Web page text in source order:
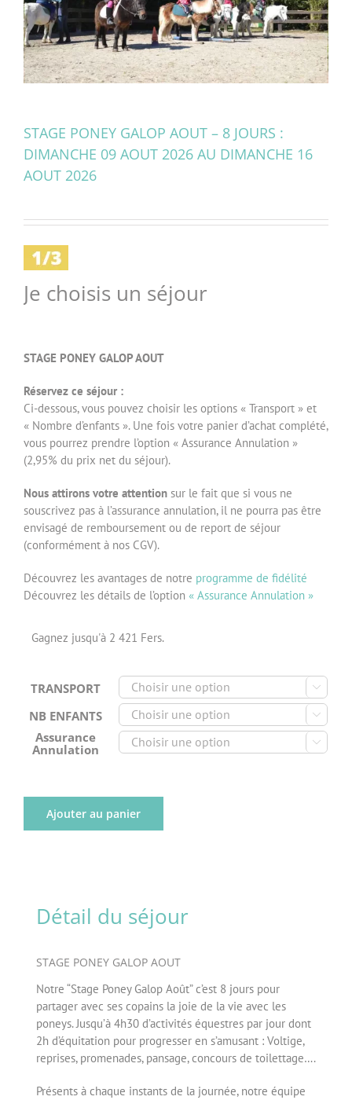
STAGE PONEY GALOP AOUT – 8 JOURS :
DIMANCHE 09 AOUT 2026 AU DIMANCHE 16
AOUT 2026
Je choisis un séjour
STAGE PONEY GALOP AOUT
Réservez ce séjour :
Ci-dessous, vous pouvez choisir les options « Transport » et
« Nombre d’enfants ». Une fois votre panier d’achat complété,
vous pourrez prendre l’option « Assurance Annulation »
(2,95% du prix net du séjour).
Nous attirons votre attention sur le fait que si vous ne
souscrivez pas à l’assurance annulation, il ne pourra pas être
envisagé de remboursement ou de report de séjour
(conformément à nos CGV).
Découvrez les avantages de notre programme de fidélité
Découvrez les détails de l’option « Assurance Annulation »
Gagnez jusqu'à 2 421 Fers.
TRANSPORT 
NB ENFANTS 
Assurance
Annulation

Ajouter au panier
Détail du séjour
STAGE PONEY GALOP AOUT
Notre “Stage Poney Galop Août” c’est 8 jours pour
partager avec ses copains la joie de la vie avec les
poneys. Jusqu’à 4h30 d’activités équestres par jour dont
2h d’équitation pour progresser en s’amusant : Voltige,
reprises, promenades, pansage, concours de toilettage….
Présents à chaque instants de la journée, notre équipe